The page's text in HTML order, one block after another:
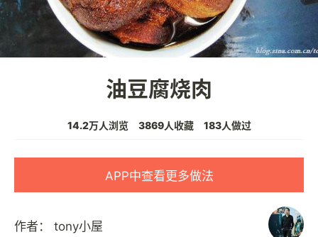
油豆腐烧肉
14.2万人浏览 3869人收藏 183人做过
APP中查看更多做法
作者： tony小屋